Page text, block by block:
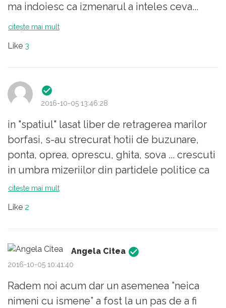
ma indoiesc ca izmenarul a inteles ceva...
citește mai mult
Like 3
2016-10-05 13:46:28
in "spatiul" lasat liber de retragerea marilor
borfasi, s-au strecurat hotii de buzunare,
ponta, oprea, oprescu, ghita, sova ... crescuti
in umbra mizeriilor din partidele politice ca
stergatori de "urma", acesti retarzi nu inteleg
citește mai mult
Like 2
Angela Citea
2016-10-05 10:41:40
Radem noi acum dar un asemenea ”neica
nimeni cu ismene” a fost la un pas de a fi